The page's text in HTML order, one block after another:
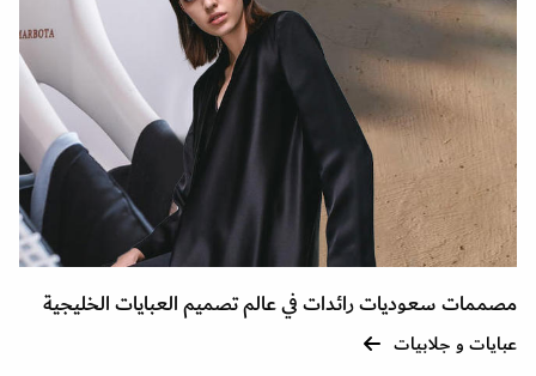
مصممات سعوديات رائدات في عالم تصميم العبايات الخليجية
عبايات و جلابيات